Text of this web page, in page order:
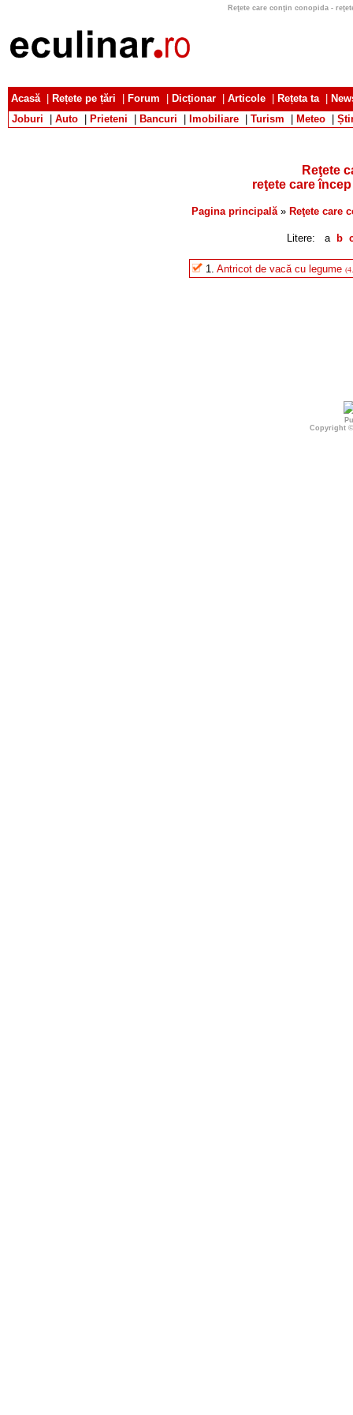
Reţete care conţin conopida -
Acasă| Rețete pe țări Forum Dicționar Articole Rețeta ta|
Joburi
Auto Prieteni Bancuri Imobiliare Turism Meteo
Reţete
reţete care
Pagina principală» Reţete care
Litere: a b
1. Antricot de vacă cu legume
Copyright